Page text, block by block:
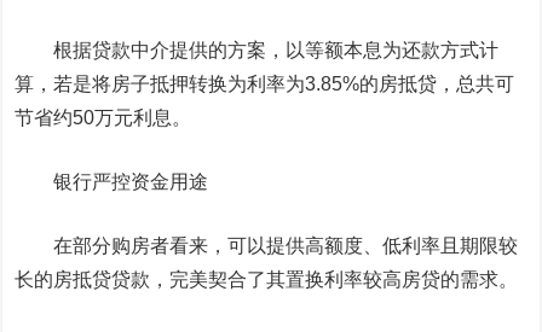
根据贷款中介提供的方案，以等额本息为还款方式计
算，若是将房子抵押转换为利率为3.85%的房抵贷，总共可
节省约50万元利息。
银行严控资金用途
在部分购房者看来，可以提供高额度、低利率且期限较
长的房抵贷贷款，完美契合了其置换利率较高房贷的需求。